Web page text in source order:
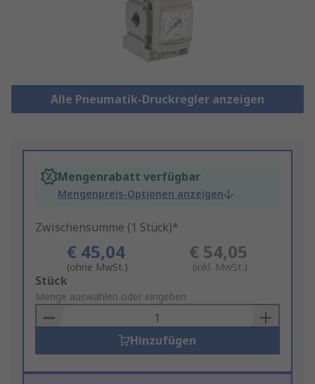
Alle Pneumatik-Druckregler anzeigen
Mengenrabatt verfügbar
Mengenpreis-Optionen anzeigen
Zwischensumme (1 Stück)*
€ 45,04
(ohne MwSt.)
€ 54,05
(inkl. MwSt.)
Add
to
Basket
Stück
Menge auswählen oder eingeben
Hinzufügen